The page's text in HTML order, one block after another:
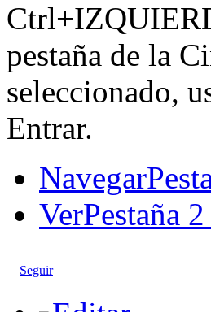
pestaña de la
seleccionado,
Entrar.
Navegar
VerPestaña
Seguir